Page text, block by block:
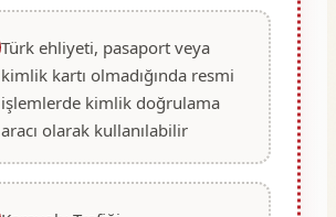
Türk ehliyeti, pasaport veya
kimlik kartı olmadığında resmi
işlemlerde kimlik doğrulama
aracı olarak kullanılabilir